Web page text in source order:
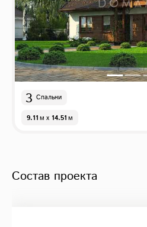
3 Спальни
9.11м x 14.51м
Состав проекта